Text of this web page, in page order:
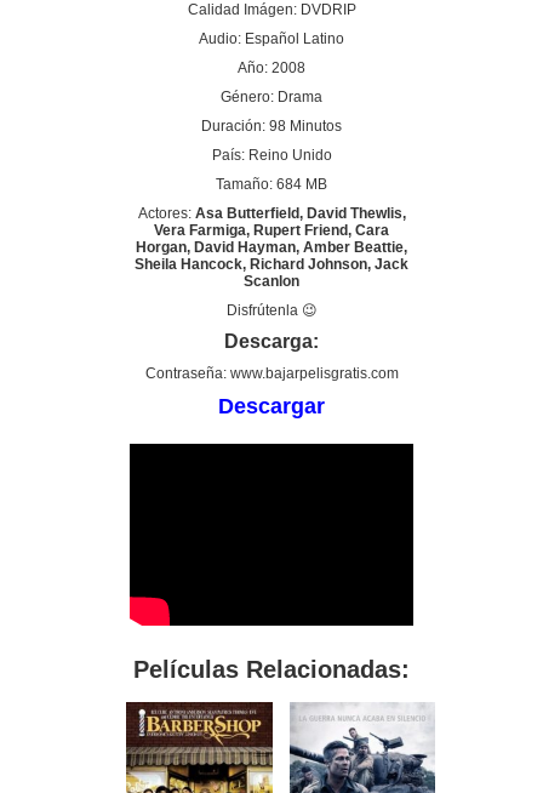
Calidad Imágen: DVDRIP
Audio: Español Latino
Año: 2008
Género: Drama
Duración: 98 Minutos
País: Reino Unido
Tamaño: 684 MB
Actores: Asa Butterfield, David Thewlis,
Vera Farmiga, Rupert Friend, Cara
Horgan, David Hayman, Amber Beattie,
Sheila Hancock, Richard Johnson, Jack
Scanlon
Disfrútenla 😉
Descarga:
Contraseña: www.bajarpelisgratis.com
Descargar
Películas Relacionadas: